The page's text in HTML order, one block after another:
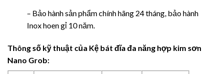
– Bảo hành sản phẩm chính hãng 24 tháng, bảo hành
Inox hoen gỉ 10 năm.
Thông số kỹ thuật của Kệ bát đĩa đa năng hợp kim sơn
Nano Grob: